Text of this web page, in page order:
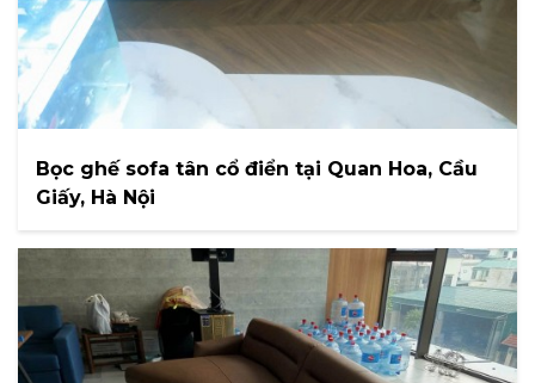
Bọc ghế sofa tân cổ điển tại Quan Hoa, Cầu
Giấy, Hà Nội